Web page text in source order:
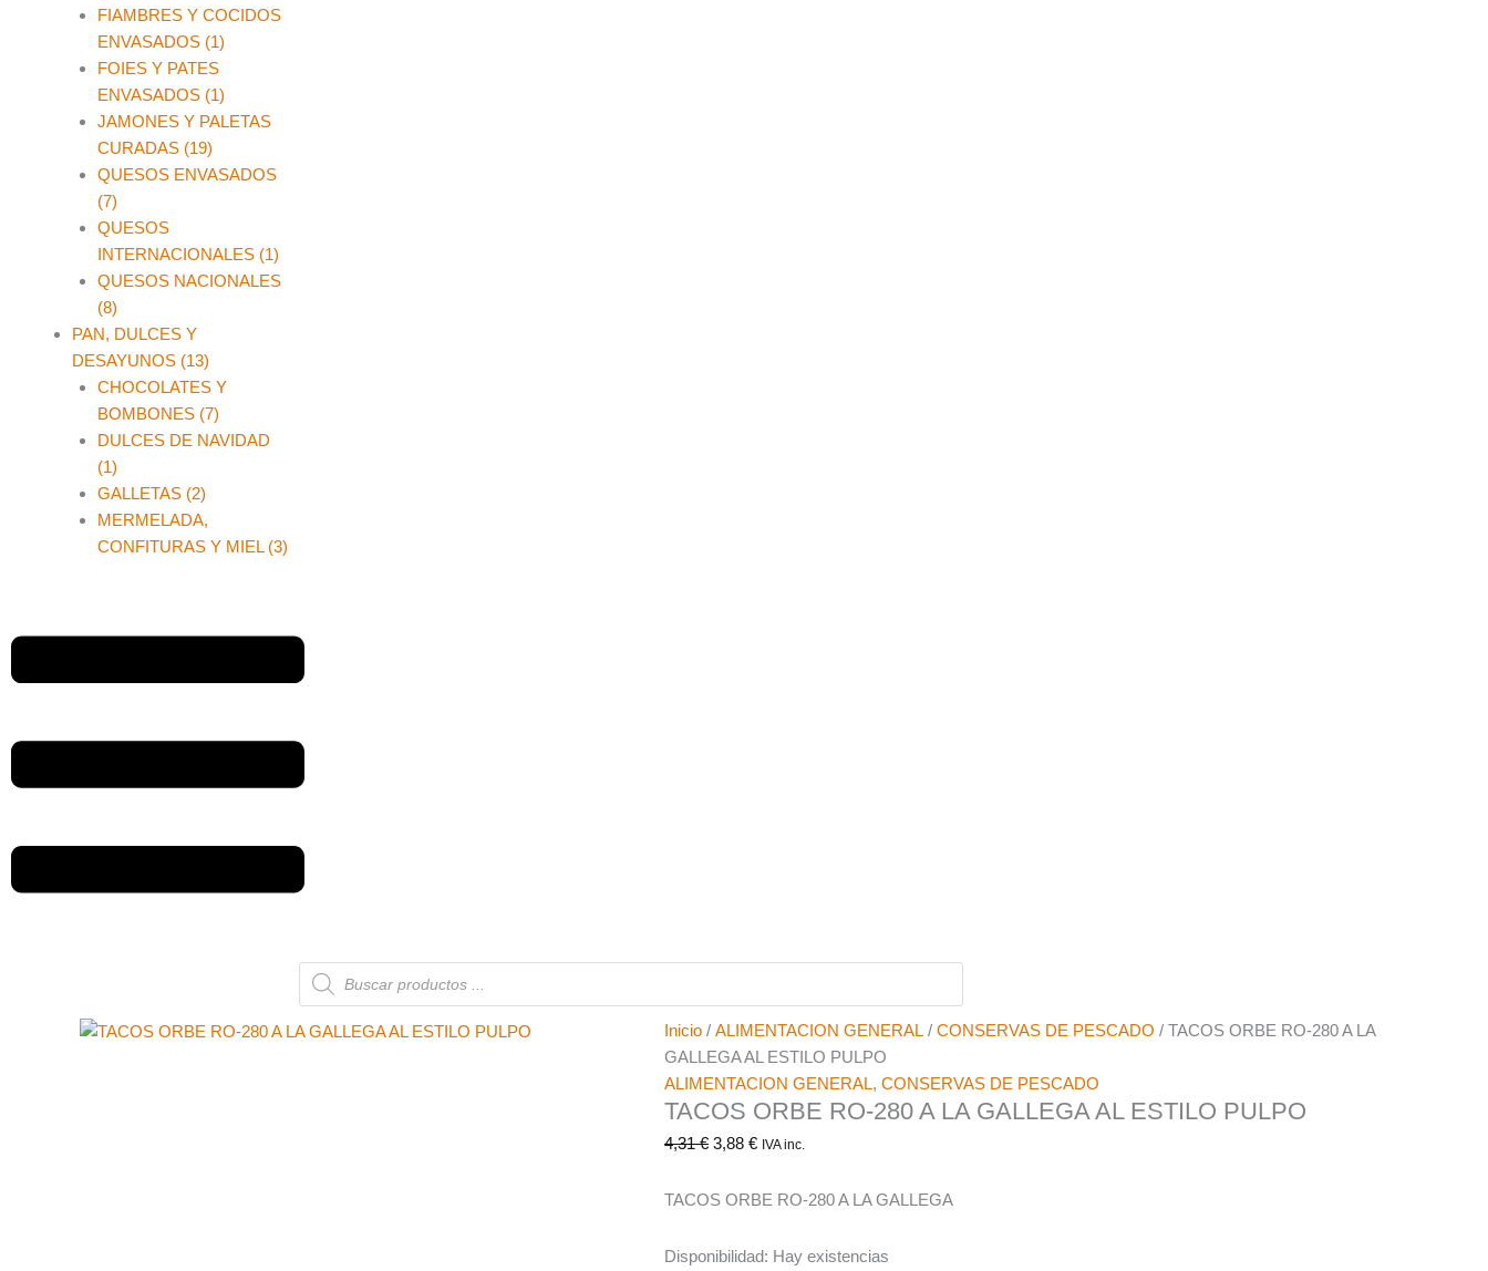
FIAMBRES Y COCIDOS
ENVASADOS (1)
FOIES Y PATES
ENVASADOS (1)
JAMONES Y PALETAS
CURADAS (19)
QUESOS ENVASADOS
(7)
QUESOS
INTERNACIONALES (1)
QUESOS NACIONALES
(8)
PAN, DULCES Y
DESAYUNOS (13)
CHOCOLATES Y
BOMBONES (7)
DULCES DE NAVIDAD
(1)
GALLETAS (2)
MERMELADA,
CONFITURAS Y MIEL (3)
Búsqueda
de
productos
Inicio / ALIMENTACION GENERAL / CONSERVAS DE PESCADO / TACOS ORBE RO-280 A LA
GALLEGA AL ESTILO PULPO
ALIMENTACION GENERAL, CONSERVAS DE PESCADO
TACOS ORBE RO-280 A LA GALLEGA AL ESTILO PULPO
4,31€ 3,88 € IVA inc.
TACOS ORBE RO-280 A LA GALLEGA
Disponibilidad: Hay existencias